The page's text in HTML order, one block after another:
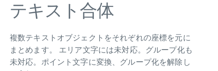
テキスト合体
複数テキストオブジェクトをそれぞれの座標を元に
まとめます。 エリア文字には未対応。グループ化も
未対応。ポイント文字に変換、グループ化を解除し